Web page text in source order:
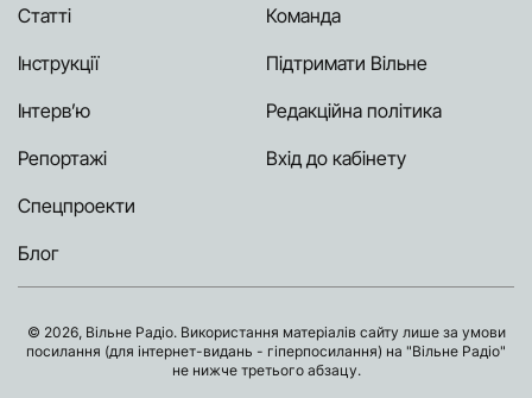
Статті
Інструкції
Інтерв’ю
Репортажі
Спецпроекти
Блог
Команда
Підтримати Вільне
Редакційна політика
Вхід до кабінету
© 2026, Вільне Радіо. Використання матеріалів сайту лише за умови
посилання (для інтернет-видань - гіперпосилання) на "Вільне Радіо"
не нижче третього абзацу.